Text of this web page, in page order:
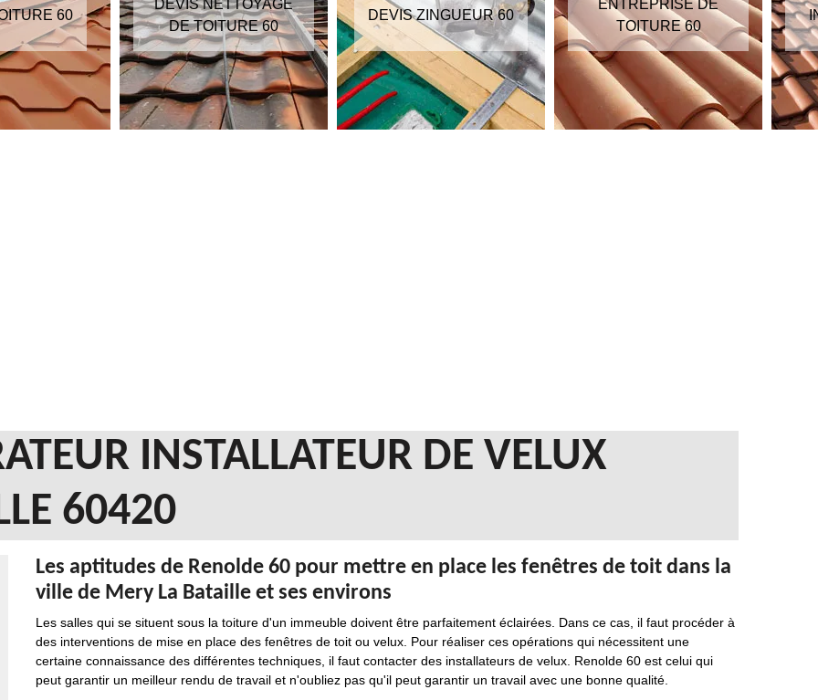
60
DEVIS NETTOYAGE
DE TOITURE 60
DEVIS ZINGUEUR 60
ENTREPRISE DE
TOITURE 60
INSTALLATEUR DE VELUX
60420
Les aptitudes de Renolde 60 pour mettre en place les fenêtres de toit dans la
ville de Mery La Bataille et ses environs
Les salles qui se situent sous la toiture d'un immeuble doivent être parfaitement éclairées. Dans ce cas, il faut procéder à
des interventions de mise en place des fenêtres de toit ou velux. Pour réaliser ces opérations qui nécessitent une
certaine connaissance des différentes techniques, il faut contacter des installateurs de velux. Renolde 60 est celui qui
peut garantir un meilleur rendu de travail et n'oubliez pas qu'il peut garantir un travail avec une bonne qualité.